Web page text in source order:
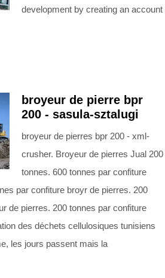
development by creating an account
broyeur de pierre bpr
200 - sasula-sztalugi
broyeur de pierres bpr 200 - xml-
crusher. Broyeur de pierres Jual 200
tonnes. 600 tonnes par confiture
par confiture broyr de pierres. 200
de pierres. 200 tonnes par confiture
des déchets cellulosiques tunisiens
les jours passent mais la